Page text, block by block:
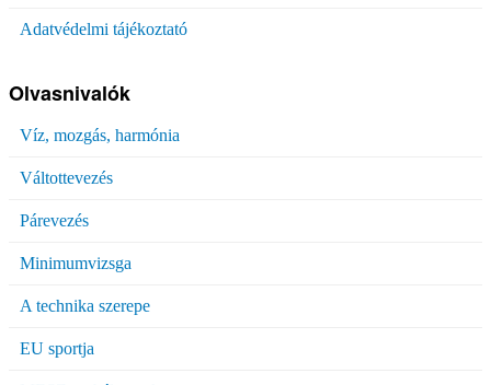
Adatvédelmi tájékoztató
Olvasnivalók
Víz, mozgás, harmónia
Váltottevezés
Párevezés
Minimumvizsga
A technika szerepe
EU sportja